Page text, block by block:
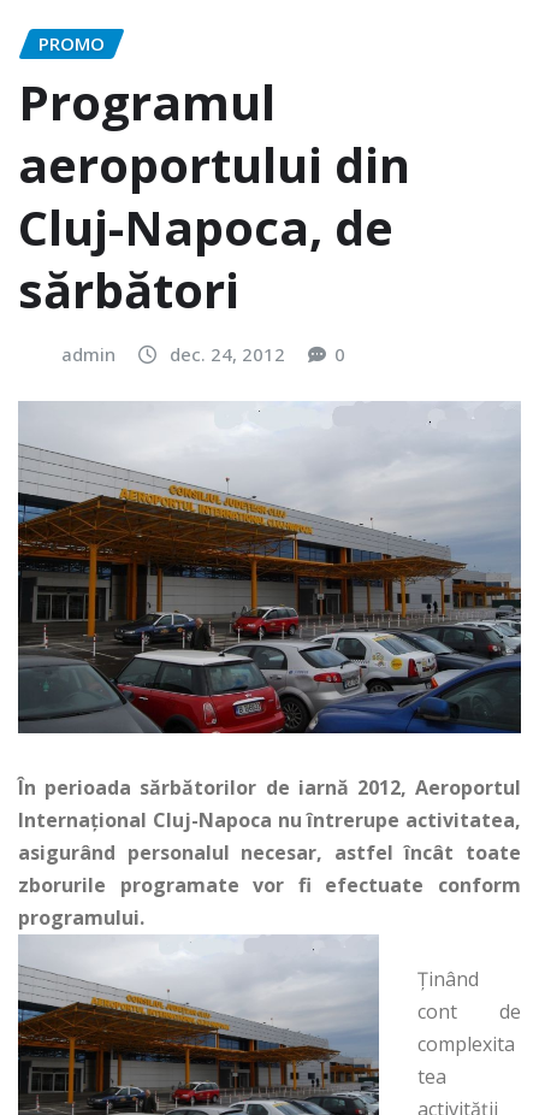
PROMO
Programul
aeroportului din
Cluj-Napoca, de
sărbători
admin dec. 24, 2012 0
În perioada sărbătorilor de iarnă 2012, Aeroportul
Internațional Cluj-Napoca nu întrerupe activitatea,
asigurând personalul necesar, astfel încât toate
zborurile programate vor fi efectuate conform
programului.
Ținând
cont de
complexita
tea
activității